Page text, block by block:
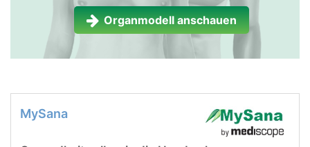
Organmodell anschauen
MySana